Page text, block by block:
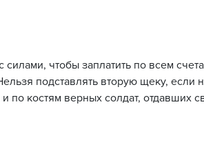
чтобы заплатить по всем
подставлять вторую щеку, если
костям верных солдат, отдавших